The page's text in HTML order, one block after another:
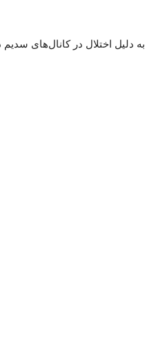
به دلیل اختلال در کانال‌های